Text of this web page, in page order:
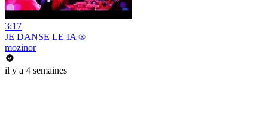
3:17
JE DANSE LE IA ®
mozinor
il y a 4 semaines